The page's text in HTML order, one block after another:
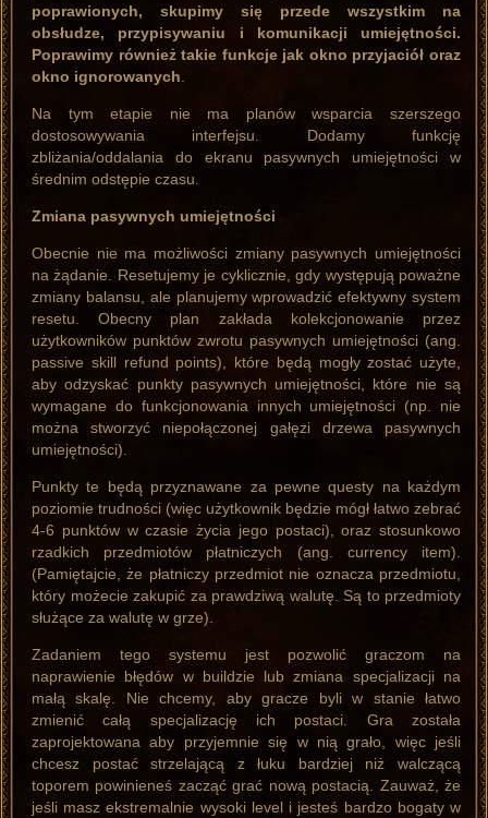
poprawionych, skupimy się przede wszystkim na
obsłudze, przypisywaniu i komunikacji umiejętności.
Poprawimy również takie funkcje jak okno przyjaciół oraz
okno ignorowanych.
Na tym etapie nie ma planów wsparcia szerszego
dostosowywania interfejsu. Dodamy funkcję
zbliżania/oddalania do ekranu pasywnych umiejętności w
średnim odstępie czasu.
Zmiana pasywnych umiejętności
Obecnie nie ma możliwości zmiany pasywnych umiejętności
na żądanie. Resetujemy je cyklicznie, gdy występują poważne
zmiany balansu, ale planujemy wprowadzić efektywny system
resetu. Obecny plan zakłada kolekcjonowanie przez
użytkowników punktów zwrotu pasywnych umiejętności (ang.
passive skill refund points), które będą mogły zostać użyte,
aby odzyskać punkty pasywnych umiejętności, które nie są
wymagane do funkcjonowania innych umiejętności (np. nie
można stworzyć niepołączonej gałęzi drzewa pasywnych
umiejętności).
Punkty te będą przyznawane za pewne questy na każdym
poziomie trudności (więc użytkownik będzie mógł łatwo zebrać
4-6 punktów w czasie życia jego postaci), oraz stosunkowo
rzadkich przedmiotów płatniczych (ang. currency item).
(Pamiętajcie, że płatniczy przedmiot nie oznacza przedmiotu,
który możecie zakupić za prawdziwą walutę. Są to przedmioty
służące za walutę w grze).
Zadaniem tego systemu jest pozwolić graczom na
naprawienie błędów w buildzie lub zmiana specjalizacji na
małą skalę. Nie chcemy, aby gracze byli w stanie łatwo
zmienić całą specjalizację ich postaci. Gra została
zaprojektowana aby przyjemnie się w nią grało, więc jeśli
chcesz postać strzelającą z łuku bardziej niż walczącą
toporem powinieneś zacząć grać nową postacią. Zauważ, że
jeśli masz ekstremalnie wysoki level i jesteś bardzo bogaty w